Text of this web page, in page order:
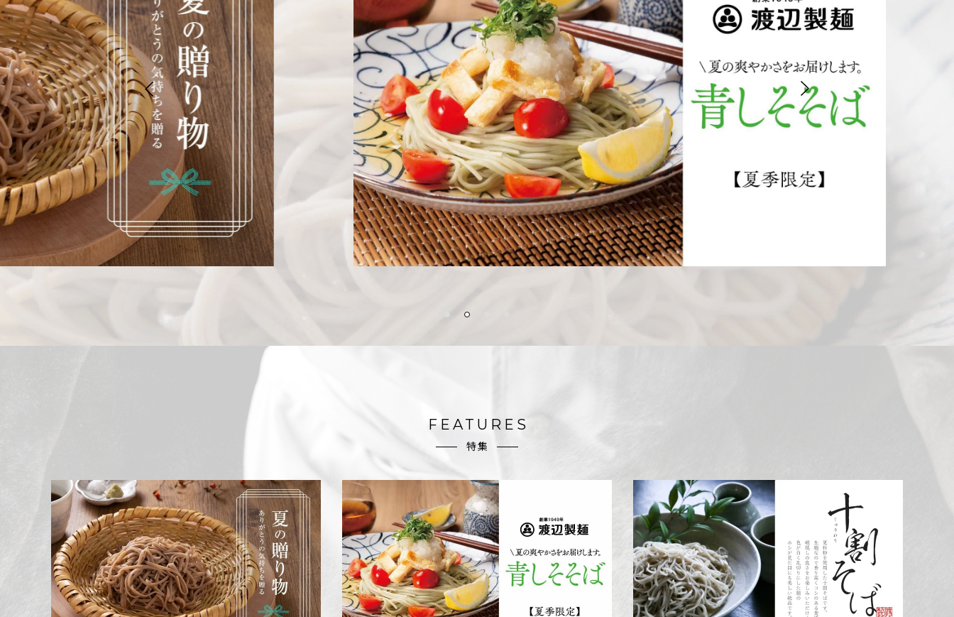
FEATURES
特集